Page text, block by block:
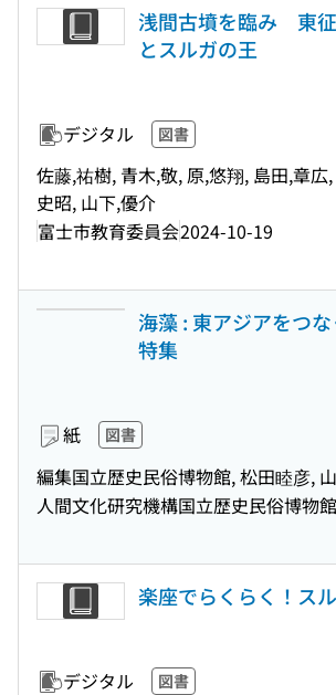
浅間古墳を臨み 東
とスルガの王
デジタル 図書
佐藤,祐樹, 青木,敬, 原,悠翔, 島田,章広
史昭, 山下,優介
富士市教育委員会2024-10-19
海藻 : 東アジアをつ
特集
紙 図書
編集国立歴史民俗博物館, 松田睦彦,
人間文化研究機構国立歴史民俗博物館
楽座でらくらく！ス
デジタル 図書